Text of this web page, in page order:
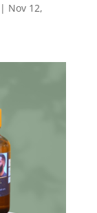
Nov 12,